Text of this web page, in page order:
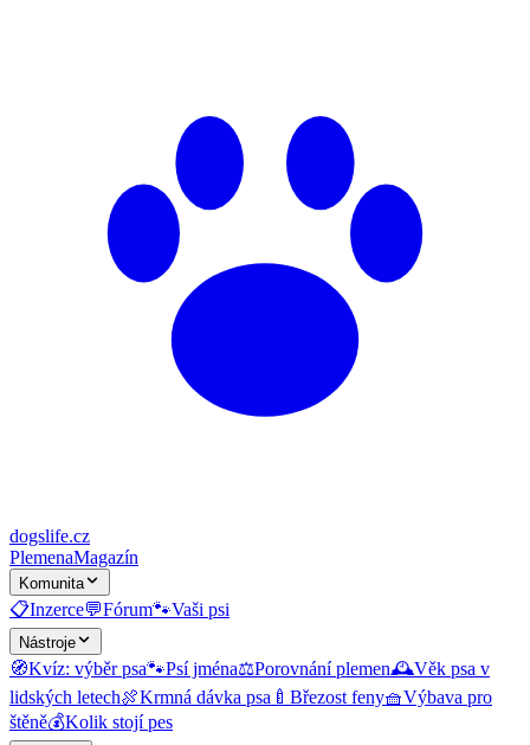
dogslife.cz
PlemenaMagazín
Komunita
📋Inzerce💬Fórum🐾Vaši psi
Nástroje
🧭Kvíz: výběr psa🐾Psí jména⚖️Porovnání plemen🕰️Věk psa v
lidských letech🍖Krmná dávka psa 🍼 Březost feny🧺Výbava pro
štěně💰Kolik stojí pes